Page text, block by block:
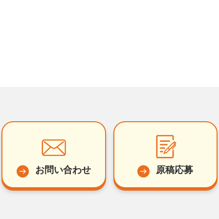
お問い合わせ 原稿応募